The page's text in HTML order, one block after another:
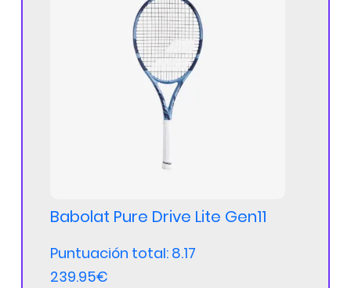
Babolat Pure Drive Lite Gen11
Puntuación total: 8.17
239.95€